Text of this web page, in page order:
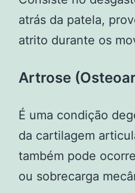
atrás da patela,
atrito durante os
Artrose
É uma condição
da cartilagem
também pode
ou sobrecarga